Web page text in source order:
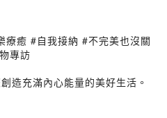
癒 #自我接納 #不完美也沒關
專訪
造充滿內心能量的美好生活。